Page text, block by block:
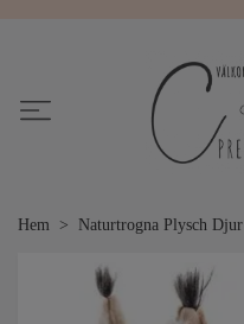
Hem Naturtrogna Plysch Djur